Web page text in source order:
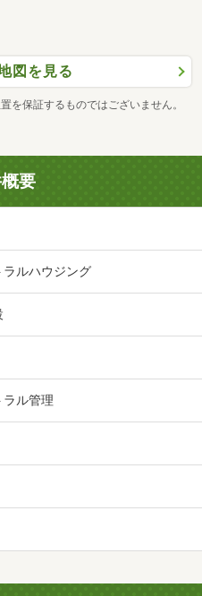
図を見る
を保証するものではございません。
要
ラルハウジング
ラル管理